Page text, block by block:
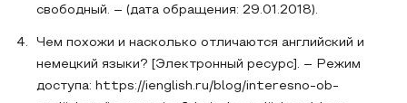
свободный. – (дата обращения: 29.01.2018).
Чем похожи и насколько отличаются английский и
немецкий языки? [Электронный ресурс]. – Режим
доступа: https://ienglish.ru/blog/interesno-ob-